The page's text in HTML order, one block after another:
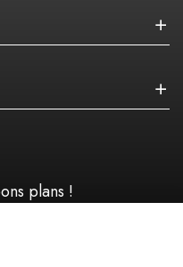
plans !